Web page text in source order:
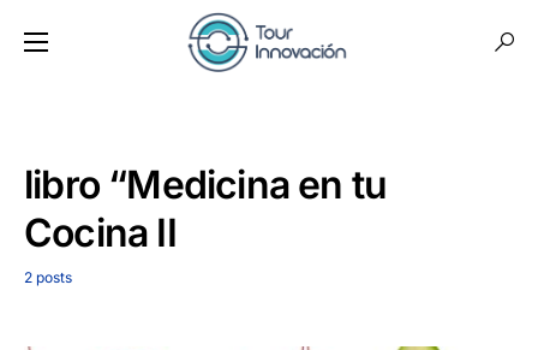
libro “Medicina en tu
Cocina II
2 posts